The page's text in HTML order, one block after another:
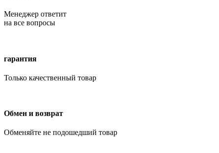
Менеджер ответит
на все вопросы
гарантия
Только качественный товар
Обмен и возврат
Обменяйте не подошедший товар